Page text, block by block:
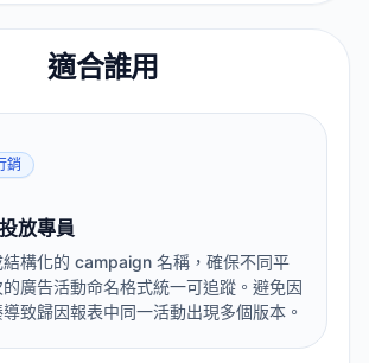
適合誰用
銷
放專員
構化的 campaign 名稱，確保不同平
廣告活動命名格式統一可追蹤。避免因
致歸因報表中同一活動出現多個版本。